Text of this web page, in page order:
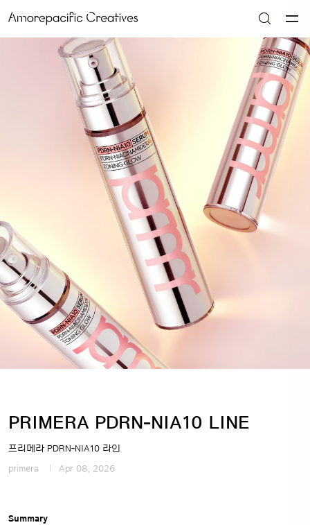
PRIMERA PDRN‑NIA10 LINE
프리메라 PDRN‑NIA10 라인
primera Apr 08, 2026
Summary